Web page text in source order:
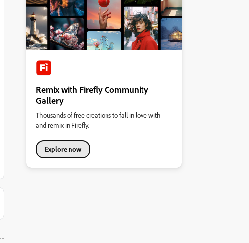
Remix with Firefly Community
Gallery
Thousands of free creations to fall in love with
and remix in Firefly.
Explore now